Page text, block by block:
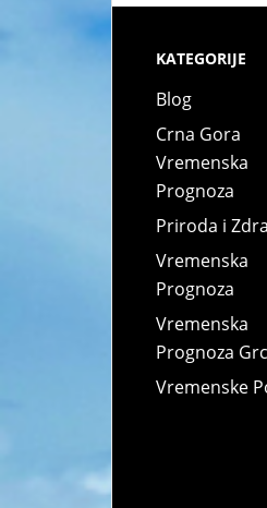
KATEGORIJE
Blog
Crna Gora
Vremenska
Prognoza
Priroda i
Vremenska
Prognoza
Vremenska
Prognoza
Vremenske